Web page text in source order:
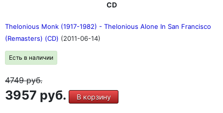
CD
Thelonious Monk (1917-1982) - Thelonious Alone In San Francisco
(Remasters) (CD) (2011-06-14)
Есть в наличии
4749руб.
3957 руб. В корзину